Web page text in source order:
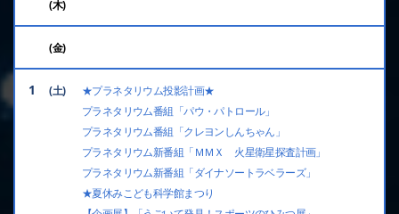
1
★プラネタリウム投影計画★
プラネタリウム番組「パウ・パトロール」
プラネタリウム番組「クレヨンしんちゃん」
プラネタリウム新番組「ＭＭＸ 火星衛星探査計画」
プラネタリウム新番組「ダイナソートラベラーズ」
★夏休みこども科学館まつり